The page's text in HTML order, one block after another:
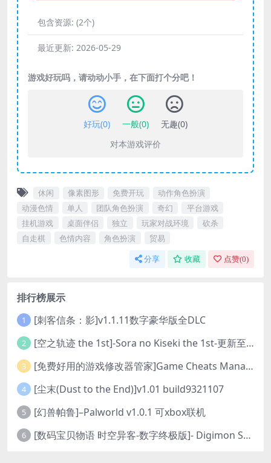
包含资源: (2个)
最近更新: 2026-05-29
游戏好玩吗，请动动小手，在下面打个分吧！
好玩(0) 一般(0) 无趣(0)
对本游戏评价
休闲 像素图形 免费开玩
动作角色扮演
动漫色情
单人 团队角色扮演 奇幻
平台游戏
挂机游戏
桌面伴侣 独立 玩家对战环境
砍杀
自走棋
色情内容 角色扮演 贸易
分享 收藏 点赞(0)
排行榜展示
1 [刺客信条：影]v1.1.11数字豪华版全DLC
2 [空之轨迹 the 1st]-Sora no Kiseki the 1st-更新至v1.06.4-全DLC
3 [免费好用的游戏修改器管家]Game Cheats Manager
4 [尘末(Dust to the End)]v1.01 build9321107
5 [幻兽帕鲁]–Palworld v1.0.1 可xbox联机
6 [数码宝贝物语 时空异客-数字终极版]- Digimon Story Time Stranger-Build.23514637